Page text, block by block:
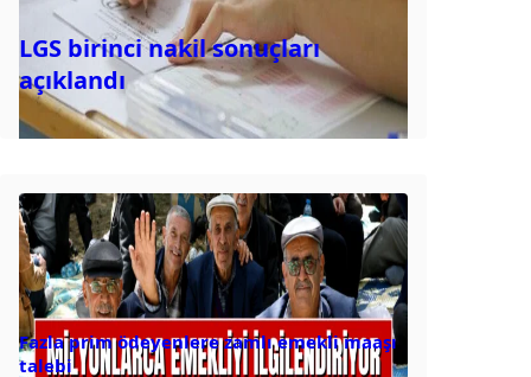
LGS birinci nakil sonuçları
açıklandı
Fazla prim ödeyenlere zamlı emekli maaşı
talebi